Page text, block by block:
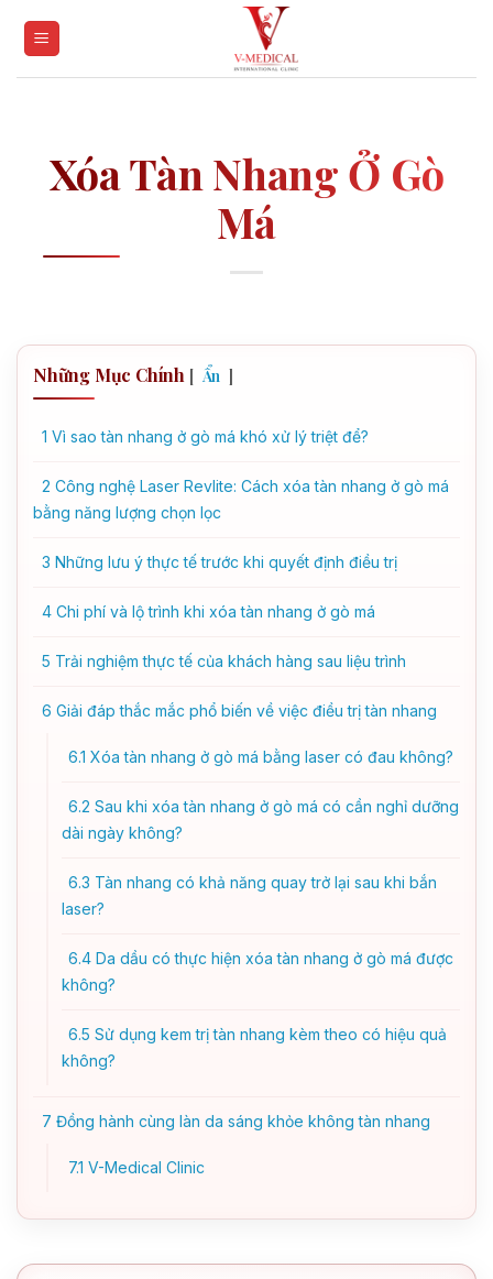
Xóa Tàn Nhang Ở Gò
Má
Những Mục Chính [ Ẩn ]
1 Vì sao tàn nhang ở gò má khó xử lý triệt để?
2 Công nghệ Laser Revlite: Cách xóa tàn nhang ở gò má
bằng năng lượng chọn lọc
3 Những lưu ý thực tế trước khi quyết định điều trị
4 Chi phí và lộ trình khi xóa tàn nhang ở gò má
5 Trải nghiệm thực tế của khách hàng sau liệu trình
6 Giải đáp thắc mắc phổ biến về việc điều trị tàn nhang
6.1 Xóa tàn nhang ở gò má bằng laser có đau không?
6.2 Sau khi xóa tàn nhang ở gò má có cần nghỉ dưỡng
dài ngày không?
6.3 Tàn nhang có khả năng quay trở lại sau khi bắn
laser?
6.4 Da dầu có thực hiện xóa tàn nhang ở gò má được
không?
6.5 Sử dụng kem trị tàn nhang kèm theo có hiệu quả
không?
7 Đồng hành cùng làn da sáng khỏe không tàn nhang
7.1 V-Medical Clinic